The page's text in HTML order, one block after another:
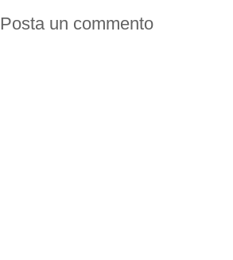
Posta un commento